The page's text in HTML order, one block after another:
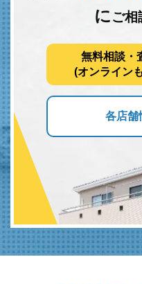
にご相
無料相談・
(オンライン
各店舗